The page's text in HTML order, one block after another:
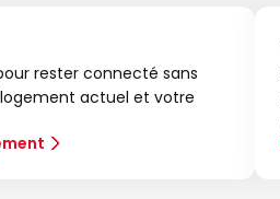
rester connecté sans
actuel et votre